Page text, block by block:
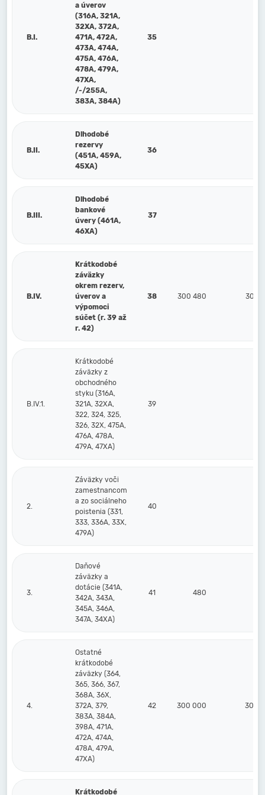
B.I.
a úverov
(316A, 321A,
32XA, 372A,
471A, 472A,
473A, 474A,
475A, 476A,
478A, 479A,
47XA,
/-/255A,
383A, 384A)
35
B.II.
Dlhodobé
rezervy
(451A, 459A,
45XA)
36
B.III.
Dlhodobé
bankové
úvery (461A,
46XA)
37
B.IV.
Krátkodobé
záväzky
okrem rezerv,
úverov a
výpomoci
súčet (r. 39 až
r. 42)
38 300 480 300
B.IV.1.
Krátkodobé
záväzky z
obchodného
styku (316A,
321A, 32XA,
322, 324, 325,
326, 32X, 475A,
476A, 478A,
479A, 47XA)
39
2.
Záväzky voči
zamestnancom
a zo sociálneho
poistenia (331,
333, 336A, 33X,
479A)
40
3.
Daňové
záväzky a
dotácie (341A,
342A, 343A,
345A, 346A,
347A, 34XA)
41 480
4.
Ostatné
krátkodobé
záväzky (364,
365, 366, 367,
368A, 36X,
372A, 379,
383A, 384A,
398A, 471A,
472A, 474A,
478A, 479A,
47XA)
42 300 000 300
Krátkodobé